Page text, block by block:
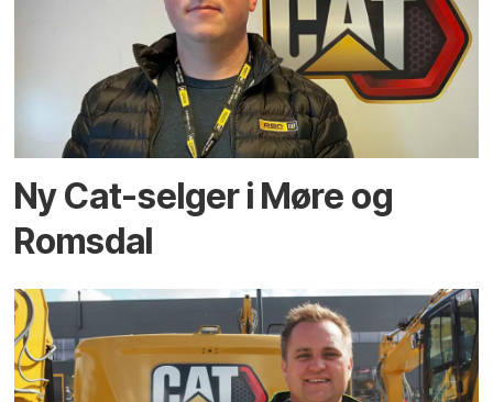
Ny Cat-selger i Møre og
Romsdal